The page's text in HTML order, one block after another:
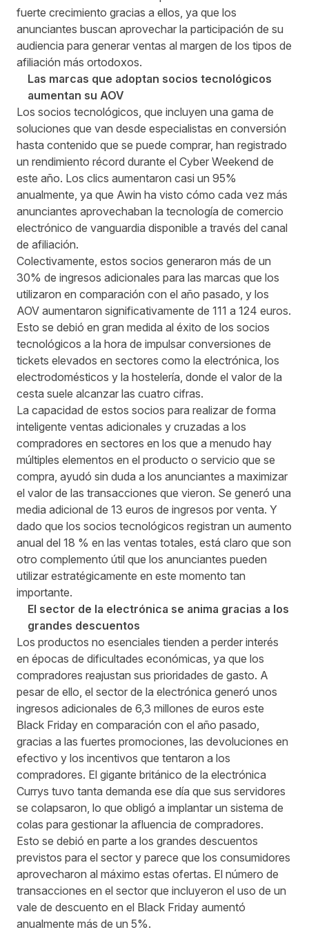
fuerte crecimiento gracias a ellos, ya que los
anunciantes buscan aprovechar la participación de su
audiencia para generar ventas al margen de los tipos de
afiliación más ortodoxos.
Las marcas que adoptan socios tecnológicos
aumentan su AOV
Los socios tecnológicos, que incluyen una gama de
soluciones que van desde especialistas en conversión
hasta contenido que se puede comprar, han registrado
un rendimiento récord durante el Cyber Weekend de
este año. Los clics aumentaron casi un 95%
anualmente, ya que Awin ha visto cómo cada vez más
anunciantes aprovechaban la tecnología de comercio
electrónico de vanguardia disponible a través del canal
de afiliación.
Colectivamente, estos socios generaron más de un
30% de ingresos adicionales para las marcas que los
utilizaron en comparación con el año pasado, y los
AOV aumentaron significativamente de 111 a 124 euros.
Esto se debió en gran medida al éxito de los socios
tecnológicos a la hora de impulsar conversiones de
tickets elevados en sectores como la electrónica, los
electrodomésticos y la hostelería, donde el valor de la
cesta suele alcanzar las cuatro cifras.
La capacidad de estos socios para realizar de forma
inteligente ventas adicionales y cruzadas a los
compradores en sectores en los que a menudo hay
múltiples elementos en el producto o servicio que se
compra, ayudó sin duda a los anunciantes a maximizar
el valor de las transacciones que vieron. Se generó una
media adicional de 13 euros de ingresos por venta. Y
dado que los socios tecnológicos registran un aumento
anual del 18 % en las ventas totales, está claro que son
otro complemento útil que los anunciantes pueden
utilizar estratégicamente en este momento tan
importante.
El sector de la electrónica se anima gracias a los
grandes descuentos
Los productos no esenciales tienden a perder interés
en épocas de dificultades económicas, ya que los
compradores reajustan sus prioridades de gasto. A
pesar de ello, el sector de la electrónica generó unos
ingresos adicionales de 6,3 millones de euros este
Black Friday en comparación con el año pasado,
gracias a las fuertes promociones, las devoluciones en
efectivo y los incentivos que tentaron a los
compradores. El gigante británico de la electrónica
Currys tuvo tanta demanda ese día que sus servidores
se colapsaron, lo que obligó a implantar un sistema de
colas para gestionar la afluencia de compradores.
Esto se debió en parte a los grandes descuentos
previstos para el sector y parece que los consumidores
aprovecharon al máximo estas ofertas. El número de
transacciones en el sector que incluyeron el uso de un
vale de descuento en el Black Friday aumentó
anualmente más de un 5%.